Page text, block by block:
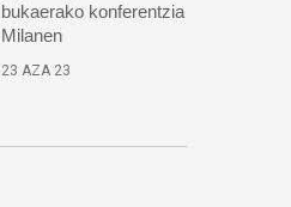
bukaerako konferentzia
Milanen
23 AZA 23